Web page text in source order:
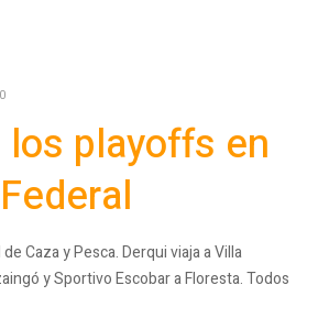
playoffs en
Caza y Pesca. Derqui viaja a Villa
y Sportivo Escobar a Floresta. Todos